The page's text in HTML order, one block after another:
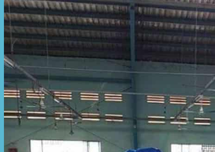
Hòa Phát Đạt
Giới thiệu Hòa Phát Đạt
Sản Phẩm
Sản Phẩm Bạt Che Ngoài Trời
Bạt che nắng mưa
Bạt kéo ngoài trời
Bạt che tự cuốn
Bạt nhựa xanh cam
Bạt sọc 3 màu
Bạt nhựa giá rẻ
Bạt lót ao hồ